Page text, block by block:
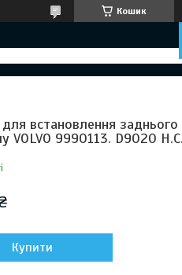
Кошик
встановлення заднього
VOLVO 9990113. D9020
Купити